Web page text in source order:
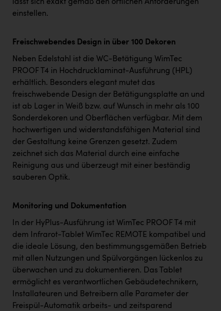
lässt sich exakt gemäß den örtlichen Anforderungen
einstellen.
Freischwebendes Design in über 100 Dekoren
Neben Edelstahl ist die WC-Betätigung WimTec
PROOF T4 in Hochdrucklaminat-Ausführung (HPL)
erhältlich. Besonders elegant mutet das
freischwebende Design der Betätigungsplatte an und
ist ab Lager in Weiß bzw. auf Wunsch in mehr als 100
Sonderdekoren und Oberflächen verfügbar. Mit dem
hochwertigen und widerstandsfähigen Material sind
der Gestaltung keine Grenzen gesetzt. Zudem
zeichnet sich das Material durch eine einfache
Reinigung aus und überzeugt mit einer beständig
sauberen Optik.
Monitoring und Dokumentation
In der HyPlus-Ausführung ist WimTec PROOF T4 mit
dem Infrarot-Tablet WimTec REMOTE kompatibel und
die ideale Lösung, den bestimmungsgemäßen Betrieb
mit allen Nutzungen und Spülvorgängen lückenlos zu
überwachen und zu dokumentieren. Das Tablet
ermöglicht es verantwortlichen Gebäudetechnikern,
Installateuren und Betreibern alle Parameter der
Freispül-Automatik arbeits- und zeitsparend